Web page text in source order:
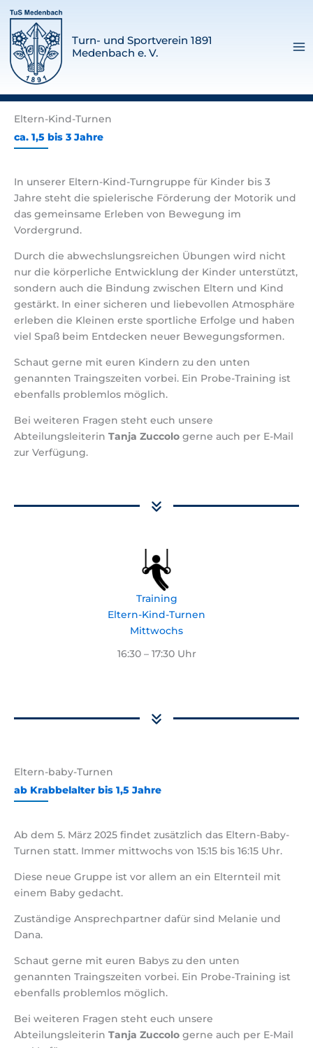
Zum
Inhalt
springen
Turn- und Sportverein 1891
Medenbach e. V.
Eltern-Kind-Turnen
ca. 1,5 bis 3 Jahre
In unserer Eltern-Kind-Turngruppe für Kinder bis 3
Jahre steht die spielerische Förderung der Motorik und
das gemeinsame Erleben von Bewegung im
Vordergrund.
Durch die abwechslungsreichen Übungen wird nicht
nur die körperliche Entwicklung der Kinder unterstützt,
sondern auch die Bindung zwischen Eltern und Kind
gestärkt. In einer sicheren und liebevollen Atmosphäre
erleben die Kleinen erste sportliche Erfolge und haben
viel Spaß beim Entdecken neuer Bewegungsformen.
Schaut gerne mit euren Kindern zu den unten
genannten Traingszeiten vorbei. Ein Probe-Training ist
ebenfalls problemlos möglich.
Bei weiteren Fragen steht euch unsere
Abteilungsleiterin Tanja Zuccolo gerne auch per E-Mail
zur Verfügung.
Training
Eltern-Kind-Turnen
Mittwochs
16:30 – 17:30 Uhr
Eltern-baby-Turnen
ab Krabbelalter bis 1,5 Jahre
Ab dem 5. März 2025 findet zusätzlich das Eltern-Baby-
Turnen statt. Immer mittwochs von 15:15 bis 16:15 Uhr.
Diese neue Gruppe ist vor allem an ein Elternteil mit
einem Baby gedacht.
Zuständige Ansprechpartner dafür sind Melanie und
Dana.
Schaut gerne mit euren Babys zu den unten
genannten Traingszeiten vorbei. Ein Probe-Training ist
ebenfalls problemlos möglich.
Bei weiteren Fragen steht euch unsere
Abteilungsleiterin Tanja Zuccolo gerne auch per E-Mail